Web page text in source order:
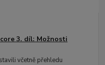
3. díl: Možnosti
včetně přehledu